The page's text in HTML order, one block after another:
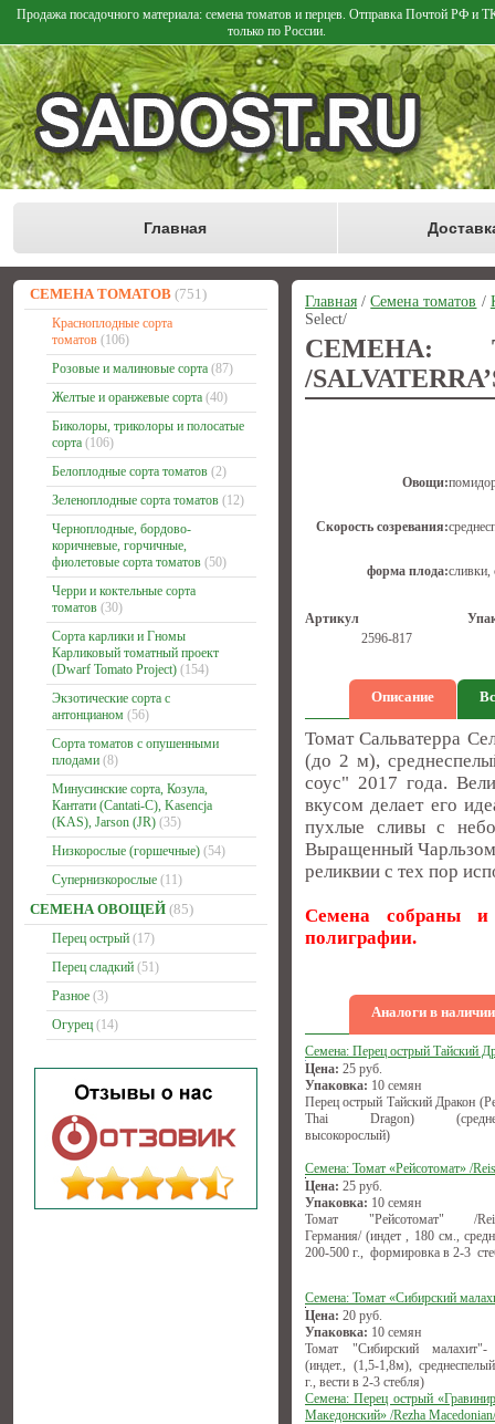
Продажа посадочного материала: семена томатов и перцев. Отправка Почтой РФ и
только по России.
Главная
СЕМЕНА ТОМАТОВ (751)
Красноплодные сорта
томатов (106)
Розовые и малиновые сорта (87)
Желтые и оранжевые сорта (40)
Биколоры, триколоры и полосатые
сорта (106)
Белоплодные сорта томатов (2)
Зеленоплодные сорта томатов (12)
Черноплодные, бордово-
коричневые, горчичные,
фиолетовые сорта томатов (50)
Черри и коктельные сорта
томатов (30)
Сорта карлики и Гномы
Карликовый томатный проект
(Dwarf Tomato Project) (154)
Экзотические сорта с
антонцианом (56)
Сорта томатов с опушенными
плодами (8)
Минусинские сорта, Козула,
Кантати (Cantati-C), Kasencja
(KAS), Jarson (JR) (35)
Низкорослые (горшечные) (54)
Супернизкорослые (11)
СЕМЕНА ОВОЩЕЙ (85)
Перец острый (17)
Перец сладкий (51)
Разное (3)
Огурец (14)
Главная /Семена томатов /
Select/
СЕМЕНА:
/
Овощи:
Скорость созревания:
форма плода:сливки,
Артикул
2596-817
Описание
Томат Сальватерра
(до 2 м),
соус" 2017 года.
вкусом делает его
пухлые сливы с
Выращенный Чарльзом
реликвии с тех пор
Семена собраны и
полиграфии.
Аналоги в
Семена: Перец острый Тайский
Цена: 25 руб.
Упаковка: 10 семян
Перец острый Тайский Дракон
Thai Dragon)
высокорослый)
Семена: Томат «Рейсотомат» /
Цена: 25 руб.
Упаковка: 10 семян
Томат "Рейсотомат" /
Германия/ (индет , 180 см.,
200-500 г., формировка в 2-3
Семена: Томат «Сибирский
Цена: 20 руб.
Упаковка: 10 семян
Томат "Сибирский
(индет., (1,5-1,8м),
г., вести в 2-3 стебля)
Семена: Перец острый
Македонский» /Rezha Macedonian/